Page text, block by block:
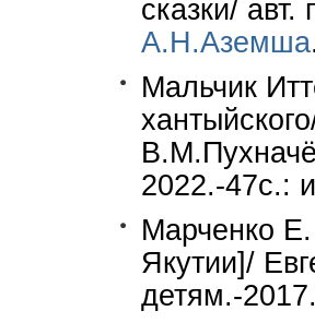
сказки/
А.Н.Аземша
Мальчик
2022.-47c.:
Марченко
Якутии]/
детям.-